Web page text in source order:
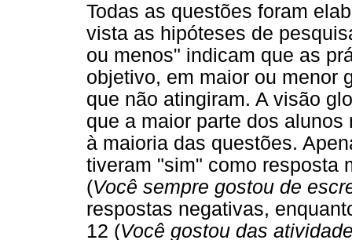
Todas as questões foram
vista as hipóteses de
ou menos" indicam que as
objetivo, em maior ou menor
que não atingiram. A visão
que a maior parte dos
à maioria das questões.
tiveram "sim" como resposta
(Você sempre gostou de
respostas negativas,
12 (Você gostou das